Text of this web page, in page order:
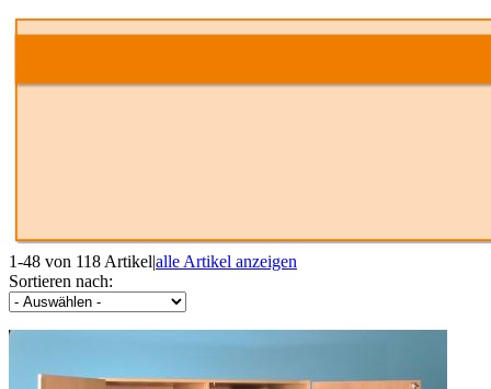
1-48 von 118 Artikel|alle Artikel anzeigen
Sortieren nach: